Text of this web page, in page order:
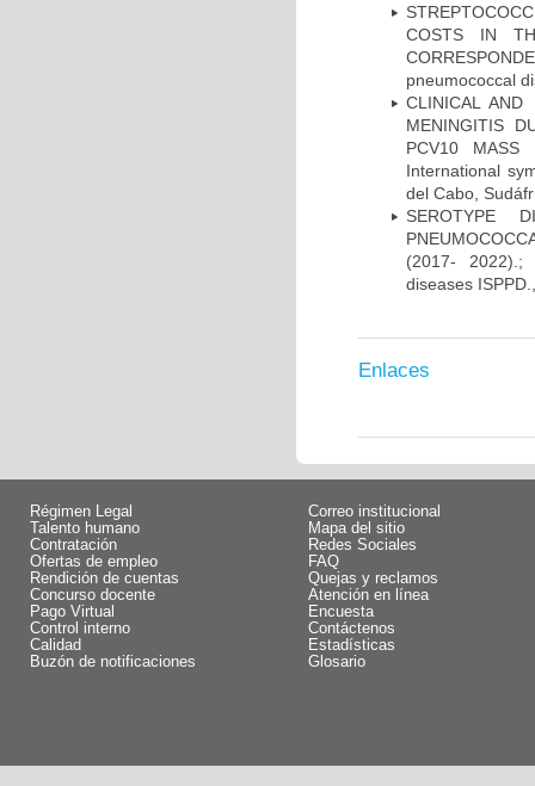
COSTS IN
pneumococcal
CLINICAL AND
MENINGITIS
PCV10 MASS
International
del Cabo,
SEROTYPE
(2017- 2022).;
diseases
Enlaces
Régimen Legal
Talento humano
Contratación
Ofertas de empleo
Rendición de cuentas
Concurso docente
Pago Virtual
Control interno
Calidad
Buzón de notificaciones
Correo institucional
Mapa del sitio
Redes Sociales
FAQ
Quejas y reclamos
Atención en línea
Encuesta
Contáctenos
Estadísticas
Glosario